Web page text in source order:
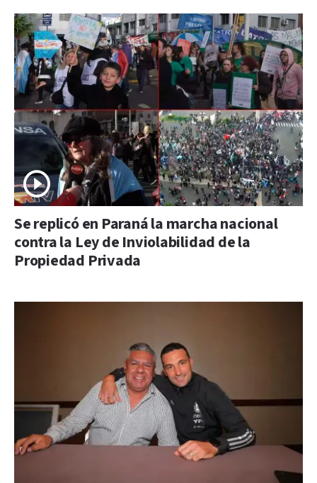
Se replicó en Paraná la marcha nacional
contra la Ley de Inviolabilidad de la
Propiedad Privada